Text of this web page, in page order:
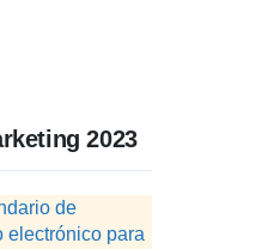
2023
de
electrónico para